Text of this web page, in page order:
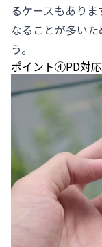
るケースもあり
なることが多い
う。
ポイント④PD対